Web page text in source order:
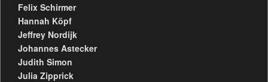
Felix Schirmer
Hannah Köpf
Jeffrey Nordijk
Johannes Astecker
Judith Simon
Julia Zipprick